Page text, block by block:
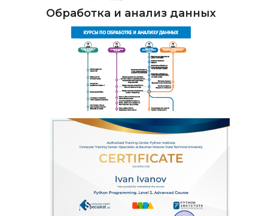
Обработка и анализ данных